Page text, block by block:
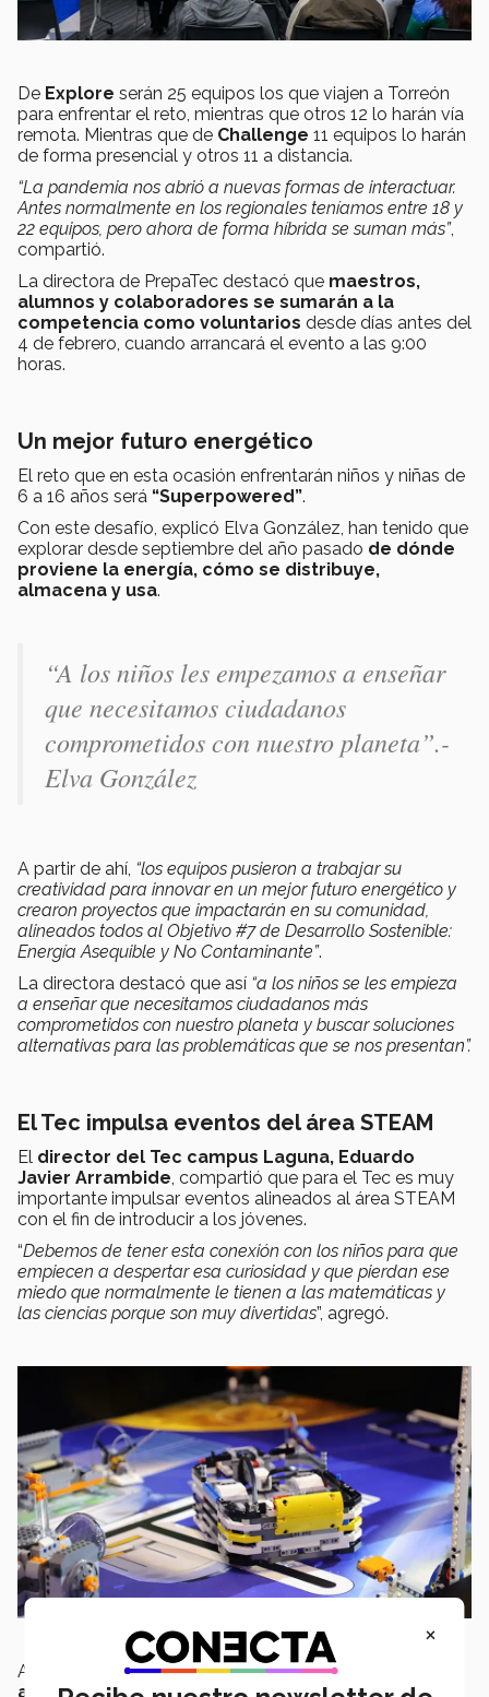
De Explore serán 25 equipos los que viajen a Torreón
para enfrentar el reto, mientras que otros 12 lo harán vía
remota. Mientras que de Challenge 11 equipos lo harán
de forma presencial y otros 11 a distancia.
“La pandemia nos abrió a nuevas formas de interactuar.
Antes normalmente en los regionales teníamos entre 18 y
22 equipos, pero ahora de forma híbrida se suman más”,
compartió.
La directora de PrepaTec destacó que maestros,
alumnos y colaboradores se sumarán a la
competencia como voluntarios desde días antes del
4 de febrero, cuando arrancará el evento a las 9:00
horas.
Un mejor futuro energético
El reto que en esta ocasión enfrentarán niños y niñas de
6 a 16 años será “Superpowered”.
Con este desafío, explicó Elva González, han tenido que
explorar desde septiembre del año pasado de dónde
proviene la energía, cómo se distribuye,
almacena y usa.
“A los niños les empezamos a enseñar
que necesitamos ciudadanos
comprometidos con nuestro planeta”.-
Elva González
A partir de ahí, “los equipos pusieron a trabajar su
creatividad para innovar en un mejor futuro energético y
crearon proyectos que impactarán en su comunidad,
alineados todos al Objetivo #7 de Desarrollo Sostenible:
Energía Asequible y No Contaminante”.
La directora destacó que así “a los niños se les empieza
a enseñar que necesitamos ciudadanos más
comprometidos con nuestro planeta y buscar soluciones
alternativas para las problemáticas que se nos presentan”.
El Tec impulsa eventos del área STEAM
El director del Tec campus Laguna, Eduardo
Javier Arrambide, compartió que para el Tec es muy
importante impulsar eventos alineados al área STEAM
con el fin de introducir a los jóvenes.
“Debemos de tener esta conexión con los niños para que
empiecen a despertar esa curiosidad y que pierdan ese
miedo que normalmente le tienen a las matemáticas y
las ciencias porque son muy divertidas”, agregó.
Además,
extendió la invitación al público para que
asistan al clasificatorio regional y aseguró, de la
×